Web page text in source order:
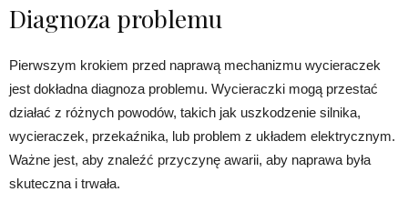
Diagnoza problemu
Pierwszym krokiem przed naprawą mechanizmu wycieraczek
jest dokładna diagnoza problemu. Wycieraczki mogą przestać
działać z różnych powodów, takich jak uszkodzenie silnika,
wycieraczek, przekaźnika, lub problem z układem elektrycznym.
Ważne jest, aby znaleźć przyczynę awarii, aby naprawa była
skuteczna i trwała.